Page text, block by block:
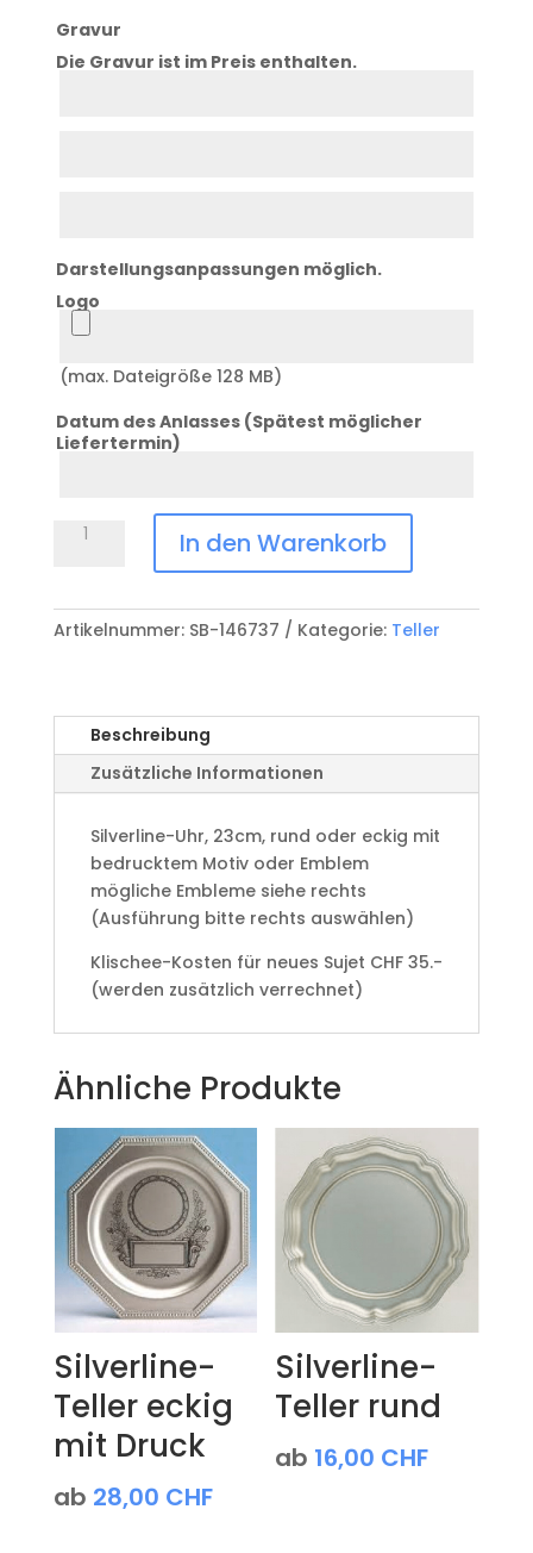
Gravur
Die Gravur ist im Preis enthalten.
Darstellungsanpassungen möglich.
Logo
Logo
(max. Dateigröße 128 MB)
Datum des Anlasses (Spätest möglicher
Liefertermin)
Silverline-
In den Warenkorb
Artikelnummer: SB-146737 Kategorie: Teller
Beschreibung
Zusätzliche Informationen
Silverline-Uhr, 23cm, rund oder eckig mit
bedrucktem Motiv oder Emblem
mögliche Embleme siehe rechts
(Ausführung bitte rechts auswählen)
Klischee-Kosten für neues Sujet CHF 35.-
(werden zusätzlich verrechnet)
Ähnliche Produkte
Silverline-
Teller eckig
mit Druck
ab 28,00 CHF
Silverline-
Teller rund
ab 16,00 CHF